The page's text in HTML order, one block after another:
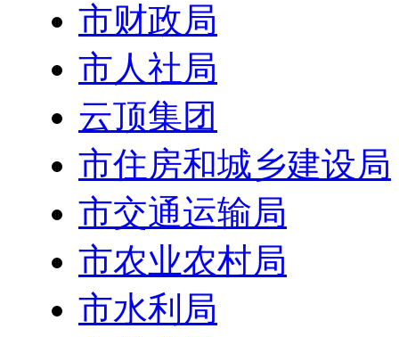
市财政局
市人社局
云顶集团
市住房和城乡建设局
市交通运输局
市农业农村局
市水利局